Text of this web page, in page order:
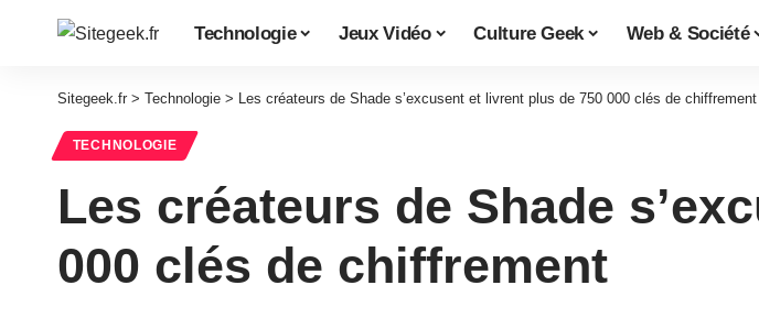
Technologie Jeux Vidéo Culture Geek Web & Société
Sitegeek.fr > Technologie > Les créateurs de Shade s’excusent et livrent plus de 750 000 clés de chiffrement
TECHNOLOGIE
Les créateurs de Shade
000 clés de chiffrement